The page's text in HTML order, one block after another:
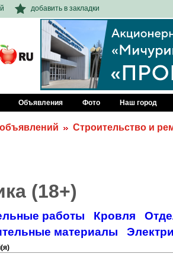
добавить в закладки
Объявления Фото Наш город
Строительство и
(18+)
работы Кровля
материалы